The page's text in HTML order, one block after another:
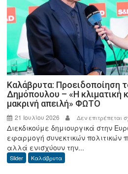
Καλάβρυτα: Προειδοποίηση
Δημόπουλου – «Η κλιματική
μακρινή απειλή» ΦΩΤΟ
21 Ιουλίου 2026 Δεν επιτρέπεται
Διεκδικούμε δημιουργικά στην
εφαρμογή συνεκτικών πολιτικών
αλλά ενισχύουν την...
Slider Καλάβρυτα